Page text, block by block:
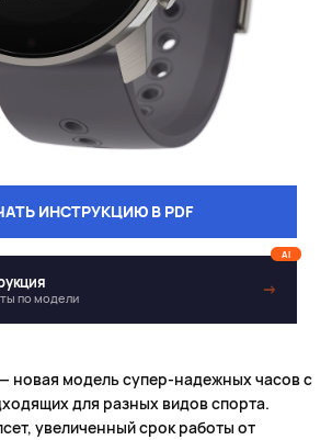
ИНСТРУКЦИЮ В PDF
по модели →
AI
новая модель супер-надежных часов с
для разных видов спорта.
увеличенный срок работы от